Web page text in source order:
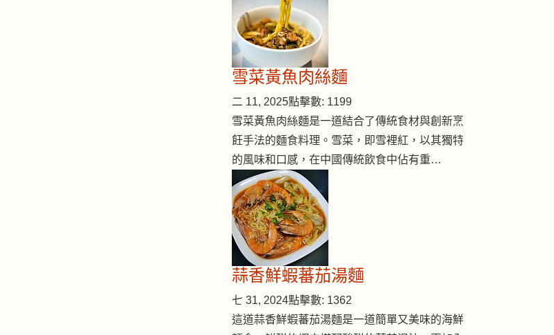
雪菜黃魚肉絲麵
二 11, 2025點擊數: 1199
雪菜黃魚肉絲麵是一道結合了傳統食材與創新烹
飪手法的麵食料理。雪菜，即雪裡紅，以其獨特
的風味和口感，在中國傳統飲食中佔有重…
蒜香鮮蝦蕃茄湯麵
七 31, 2024點擊數: 1362
這道蒜香鮮蝦蕃茄湯麵是一道簡單又美味的海鮮